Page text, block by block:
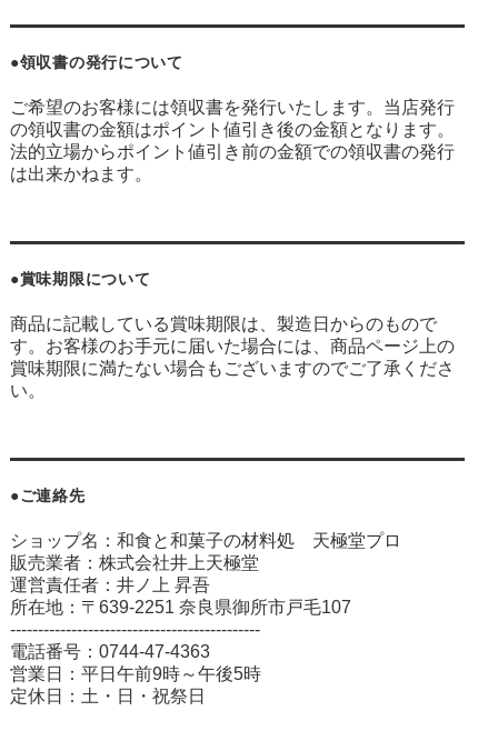
●領収書の発行について
ご希望のお客様には領収書を発行いたします。当店発行
の領収書の金額はポイント値引き後の金額となります。
法的立場からポイント値引き前の金額での領収書の発行
は出来かねます。
●賞味期限について
商品に記載している賞味期限は、製造日からのもので
す。お客様のお手元に届いた場合には、商品ページ上の
賞味期限に満たない場合もございますのでご了承くださ
い。
●ご連絡先
ショップ名：和食と和菓子の材料処 天極堂プロ
販売業者：株式会社井上天極堂
運営責任者：井ノ上 昇吾
所在地：〒639-2251 奈良県御所市戸毛107
---------------------------------------------
電話番号：0744-47-4363
営業日：平日午前9時～午後5時
定休日：土・日・祝祭日